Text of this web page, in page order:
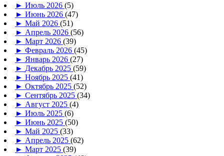
► Июль 2026 (5)
► Июнь 2026 (47)
► Май 2026 (51)
► Апрель 2026 (56)
► Март 2026 (39)
► Февраль 2026 (45)
► Январь 2026 (27)
► Декабрь 2025 (59)
► Ноябрь 2025 (41)
► Октябрь 2025 (52)
► Сентябрь 2025 (34)
► Август 2025 (4)
► Июль 2025 (6)
► Июнь 2025 (50)
► Май 2025 (33)
► Апрель 2025 (62)
► Март 2025 (39)